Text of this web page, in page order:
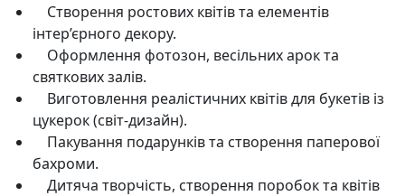
Створення ростових квітів та елементів
інтер’єрного декору.
Оформлення фотозон, весільних арок та
святкових залів.
Виготовлення реалістичних квітів для букетів із
цукерок (світ-дизайн).
Пакування подарунків та створення паперової
бахроми.
Дитяча творчість, створення поробок та квітів